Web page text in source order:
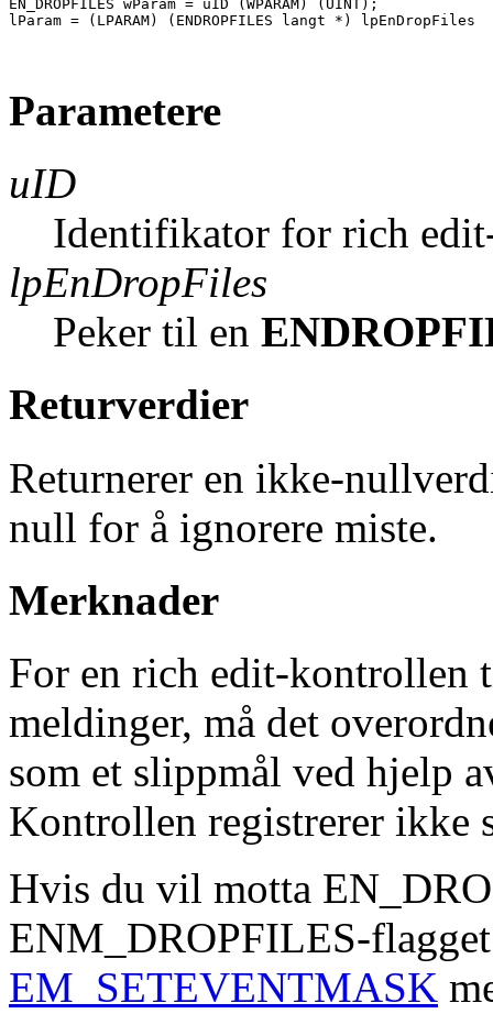
EN_DROPFILES wParam = uID (WPARAM) (UINT);
lParam = (LPARAM) (ENDROPFILES langt *) lpEnDropFiles
Parametere
uID
Identifikator for rich
lpEnDropFiles
Peker til en
Returverdier
Returnerer en ikke-
null for å ignorere miste.
Merknader
For en rich edit-kontrollen
meldinger, må det
som et slippmål ved hjelp
Kontrollen registrerer ikke
Hvis du vil motta
ENM_DROPFILES-
EM_SETEVENTMASK